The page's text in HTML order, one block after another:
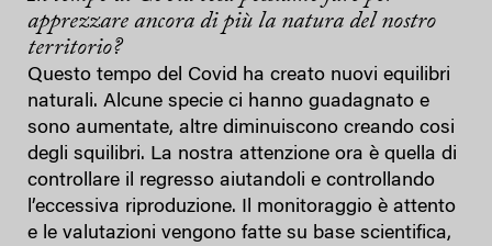
apprezzare ancora di più la natura del nostro
territorio?
Questo tempo del Covid ha creato nuovi equilibri
naturali. Alcune specie ci hanno guadagnato e
sono aumentate, altre diminuiscono creando cosi
degli squilibri. La nostra attenzione ora è quella di
controllare il regresso aiutandoli e controllando
l’eccessiva riproduzione. Il monitoraggio è attento
e le valutazioni vengono fatte su base scientifica,